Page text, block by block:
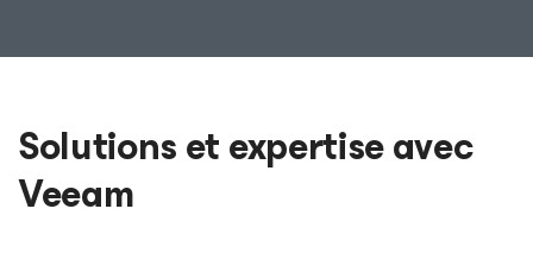
Solutions et expertise avec
Veeam